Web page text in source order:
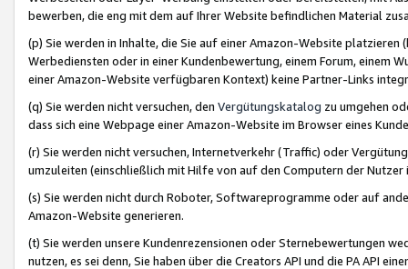
bewerben, die eng mit dem auf Ihrer Website befindlichen Material
(p) Sie werden in Inhalte, die Sie auf einer Amazon-Website
Werbediensten oder in einer Kundenbewertung, einem Forum, einem
einer Amazon-Website verfügbaren Kontext) keine Partner-Links
(q) Sie werden nicht versuchen, den Vergütungskatalog zu umgehen
dass sich eine Webpage einer Amazon-Website im Browser eines
(r) Sie werden nicht versuchen, Internetverkehr (Traffic) oder
umzuleiten (einschließlich mit Hilfe von auf den Computern der
(s) Sie werden nicht durch Roboter, Softwareprogramme oder auf
Amazon-Website generieren.
(t) Sie werden unsere Kundenrezensionen oder Sternebewertungen
nutzen, es sei denn, Sie haben über die Creators API und die PA API